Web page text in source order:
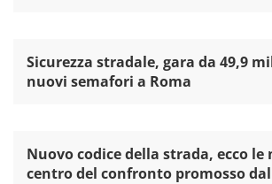
Sicurezza stradale, gara da 49,9
nuovi semafori a Roma
Nuovo codice della strada, ecco le
centro del confronto promosso